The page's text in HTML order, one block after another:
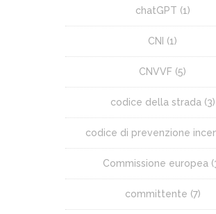
chatGPT (1)
CNI (1)
CNVVF (5)
codice della strada(3)
codice di prevenzione
Commissione europea
committente (7)